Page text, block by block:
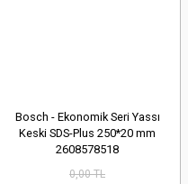
Bosch - Ekonomik Seri Yassı
Keski SDS-Plus 250*20 mm
2608578518
0,00 TL